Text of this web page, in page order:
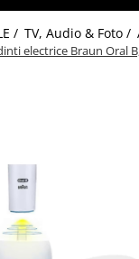
/ TV, Audio & Foto /
electrice Braun Oral